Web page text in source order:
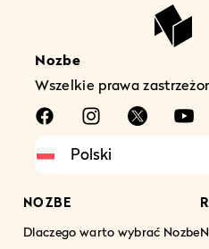
Nozbe
Wszelkie prawa
NOZBE
Dlaczego warto wybrać Nozbe